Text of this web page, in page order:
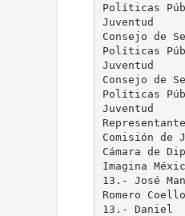
Políticas
Juventud
Consejo de
Políticas
Juventud
Consejo de
Políticas
Juventud
Comisión de
Cámara de
Imagina
13.- José
Romero Coello
13.- Daniel